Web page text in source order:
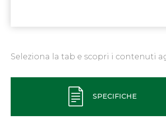
Seleziona la tab e scopri i contenuti
SPECIFICHE